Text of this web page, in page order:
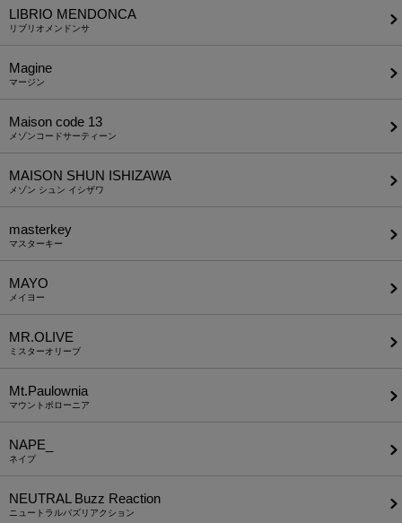
LIBRIO MENDONCA
リブリオメンドンサ
Magine
マージン
Maison code 13
メゾンコードサーティーン
MAISON SHUN ISHIZAWA
メゾン シュン イシザワ
masterkey
マスターキー
MAYO
メイヨー
MR.OLIVE
ミスターオリーブ
Mt.Paulownia
マウントポローニア
NAPE_
ネイプ
NEUTRAL Buzz Reaction
ニュートラルバズリアクション